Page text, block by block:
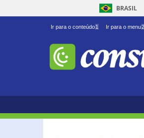
BRASIL
Ir para o conteúdo1 Ir para o menu2